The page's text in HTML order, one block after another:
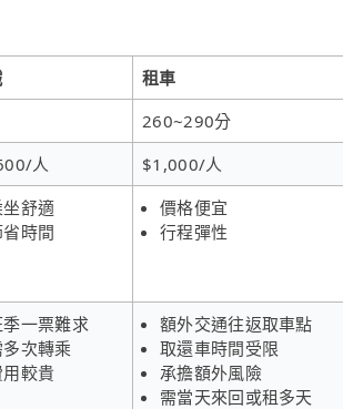
租車
260~290分
人 $1,000/人
坐舒適
時間
價格便宜
行程彈性
季一票難求
多次轉乘
用較貴
額外交通往返取車點
取還車時間受限
承擔額外風險
需當天來回或租多天